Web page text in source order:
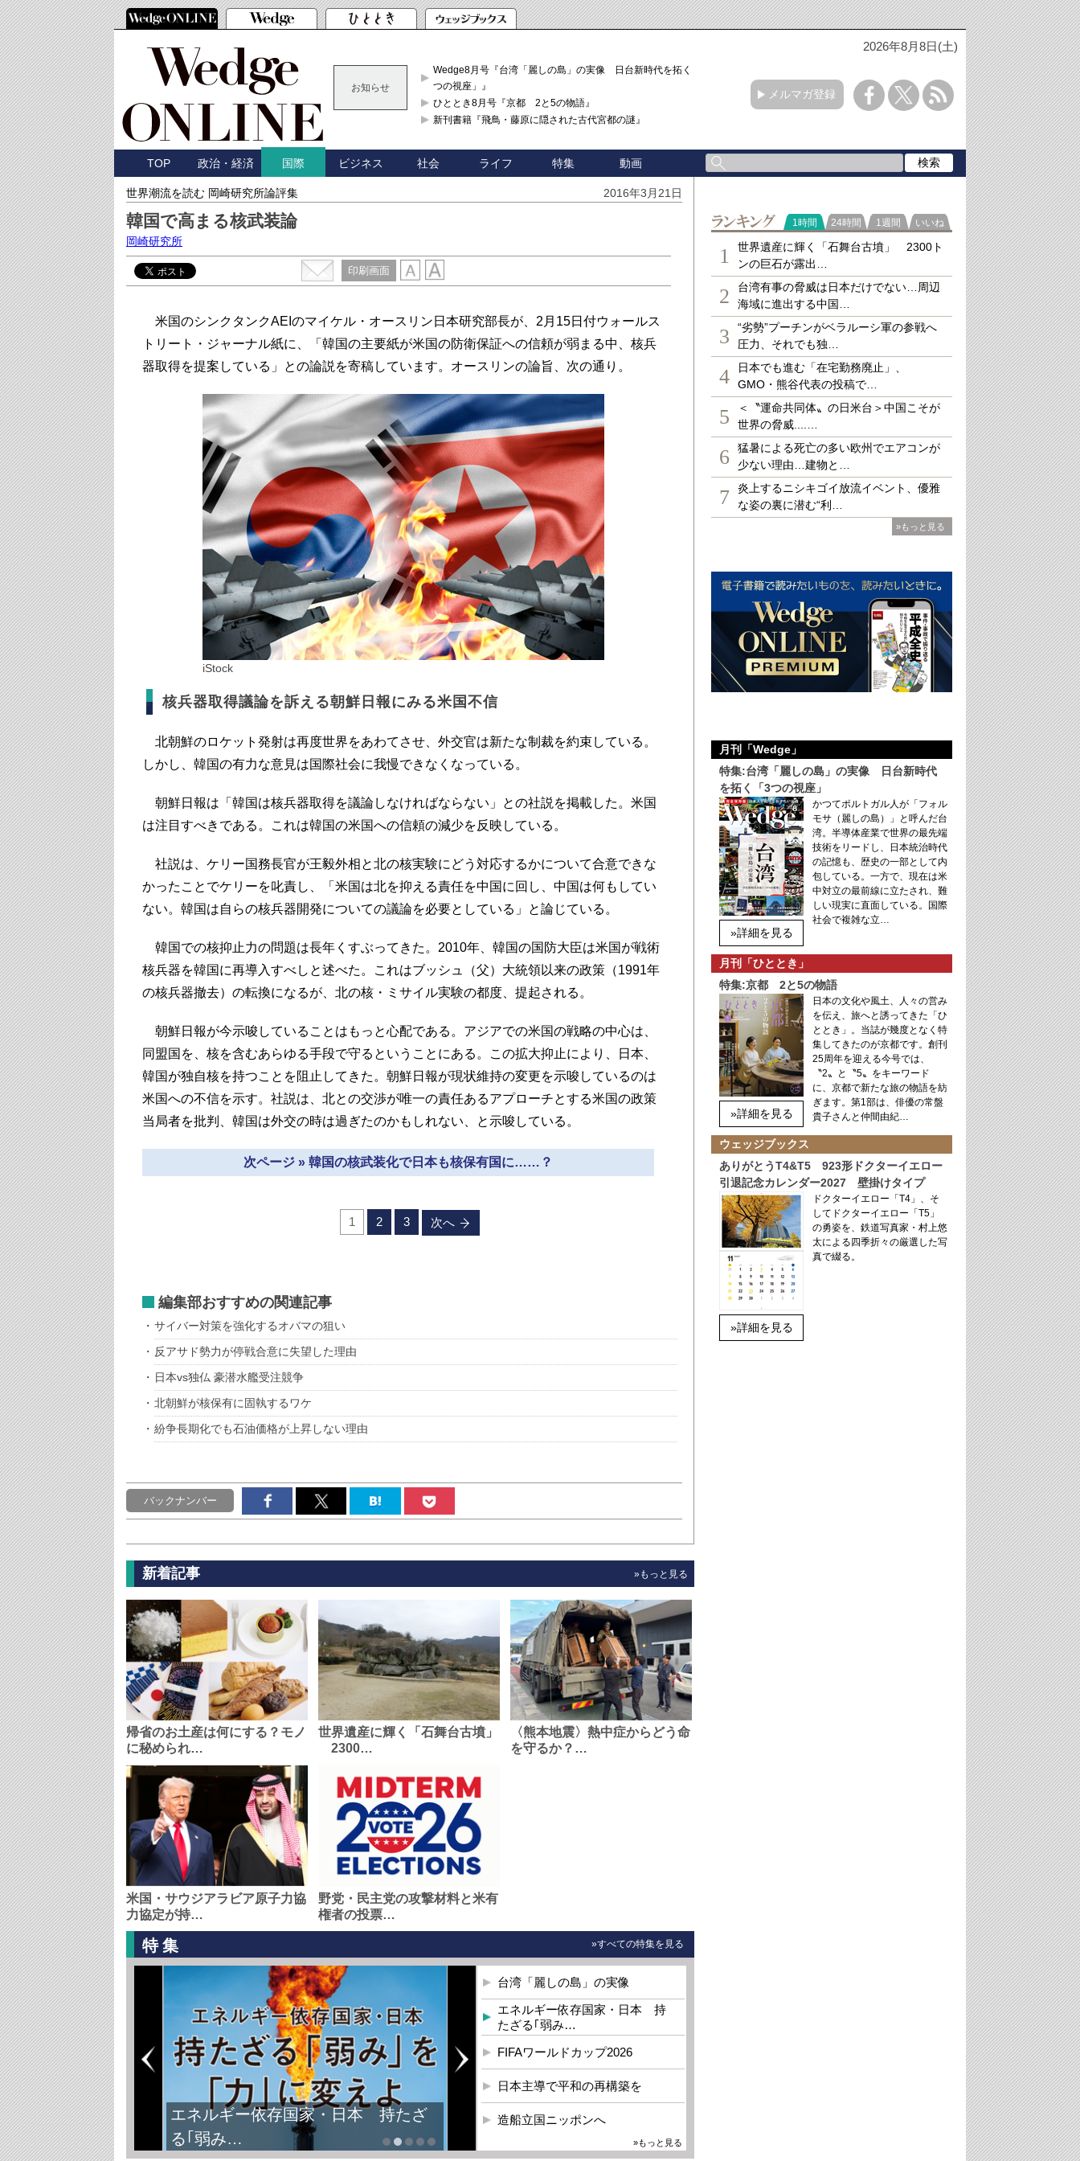
2026年8月8日(土)
お知らせ
Wedge8月号『台湾「麗しの島」の実像 日台新時代を拓く「3
つの視座」』
ひととき8月号『京都 2と5の物語』
新刊書籍『飛鳥・藤原に隠された古代宮都の謎』
メルマガ登録
TOP 政治・経済 国際 ビジネス 社会 ライフ 特集 動画
世界潮流を読む 岡崎研究所論評集 2016年3月21日
韓国で高まる核武装論
岡崎研究所
印刷画面
米国のシンクタンクAEIのマイケル・オースリン日本研究部長が、2月15日付ウォールス
トリート・ジャーナル紙に、「韓国の主要紙が米国の防衛保証への信頼が弱まる中、核兵
器取得を提案している」との論説を寄稿しています。オースリンの論旨、次の通り。
iStock
核兵器取得議論を訴える朝鮮日報にみる米国不信
北朝鮮のロケット発射は再度世界をあわてさせ、外交官は新たな制裁を約束している。
しかし、韓国の有力な意見は国際社会に我慢できなくなっている。
朝鮮日報は「韓国は核兵器取得を議論しなければならない」との社説を掲載した。米国
は注目すべきである。これは韓国の米国への信頼の減少を反映している。
社説は、ケリー国務長官が王毅外相と北の核実験にどう対応するかについて合意できな
かったことでケリーを叱責し、「米国は北を抑える責任を中国に回し、中国は何もしてい
ない。韓国は自らの核兵器開発についての議論を必要としている」と論じている。
韓国での核抑止力の問題は長年くすぶってきた。2010年、韓国の国防大臣は米国が戦術
核兵器を韓国に再導入すべしと述べた。これはブッシュ（父）大統領以来の政策（1991年
の核兵器撤去）の転換になるが、北の核・ミサイル実験の都度、提起される。
朝鮮日報が今示唆していることはもっと心配である。アジアでの米国の戦略の中心は、
同盟国を、核を含むあらゆる手段で守るということにある。この拡大抑止により、日本、
韓国が独自核を持つことを阻止してきた。朝鮮日報が現状維持の変更を示唆しているのは
米国への不信を示す。社説は、北との交渉が唯一の責任あるアプローチとする米国の政策
当局者を批判、韓国は外交の時は過ぎたのかもしれない、と示唆している。
次ページ » 韓国の核武装化で日本も核保有国に……？
1 2 3 次へ
編集部おすすめの関連記事
サイバー対策を強化するオバマの狙い
反アサド勢力が停戦合意に失望した理由
日本vs独仏 豪潜水艦受注競争
北朝鮮が核保有に固執するワケ
紛争長期化でも石油価格が上昇しない理由
バックナンバー
新着記事 »もっと見る
帰省のお土産は何にする？モノ
に秘められ…
世界遺産に輝く「石舞台古墳」
2300…
〈熊本地震〉熱中症からどう命
を守るか？…
米国・サウジアラビア原子力協
力協定が持…
野党・民主党の攻撃材料と米有
権者の投票…
特集 »すべての特集を見る
エネルギー依存国家・日本 持たざ
る｢弱み…
台湾「麗しの島」の実像
エネルギー依存国家・日本 持
たざる｢弱み…
FIFAワールドカップ2026
日本主導で平和の再構築を
造船立国ニッポンへ
»もっと見る
ランキング
1時間 24時間 1週間 いいね
1
世界遺産に輝く「石舞台古墳」 2300ト
ンの巨石が露出…
2
台湾有事の脅威は日本だけでない…周辺
海域に進出する中国…
3
“劣勢”プーチンがベラルーシ軍の参戦へ
圧力、それでも独…
4
日本でも進む「在宅勤務廃止」、
GMO・熊谷代表の投稿で…
5
＜〝運命共同体〟の日米台＞中国こそが
世界の脅威....…
6
猛暑による死亡の多い欧州でエアコンが
少ない理由…建物と…
7
炎上するニシキゴイ放流イベント、優雅
な姿の裏に潜む“利…
»もっと見る
月刊「Wedge」
特集:台湾「麗しの島」の実像 日台新時代
を拓く「3つの視座」
»詳細を見る
かつてポルトガル人が「フォル
モサ（麗しの島）」と呼んだ台
湾。半導体産業で世界の最先端
技術をリードし、日本統治時代
の記憶も、歴史の一部として内
包している。一方で、現在は米
中対立の最前線に立たされ、難
しい現実に直面している。国際
社会で複雑な立…
月刊「ひととき」
特集:京都 2と5の物語
»詳細を見る
日本の文化や風土、人々の営み
を伝え、旅へと誘ってきた「ひ
ととき」。当誌が幾度となく特
集してきたのが京都です。創刊
25周年を迎える今号では、
〝2〟と〝5〟をキーワード
に、京都で新たな旅の物語を紡
ぎます。第1部は、俳優の常盤
貴子さんと仲間由紀…
ウェッジブックス
ありがとうT4&T5 923形ドクターイエロー
引退記念カレンダー2027 壁掛けタイプ
»詳細を見る
ドクターイエロー「T4」、そ
してドクターイエロー「T5」
の勇姿を、鉄道写真家・村上悠
太による四季折々の厳選した写
真で綴る。